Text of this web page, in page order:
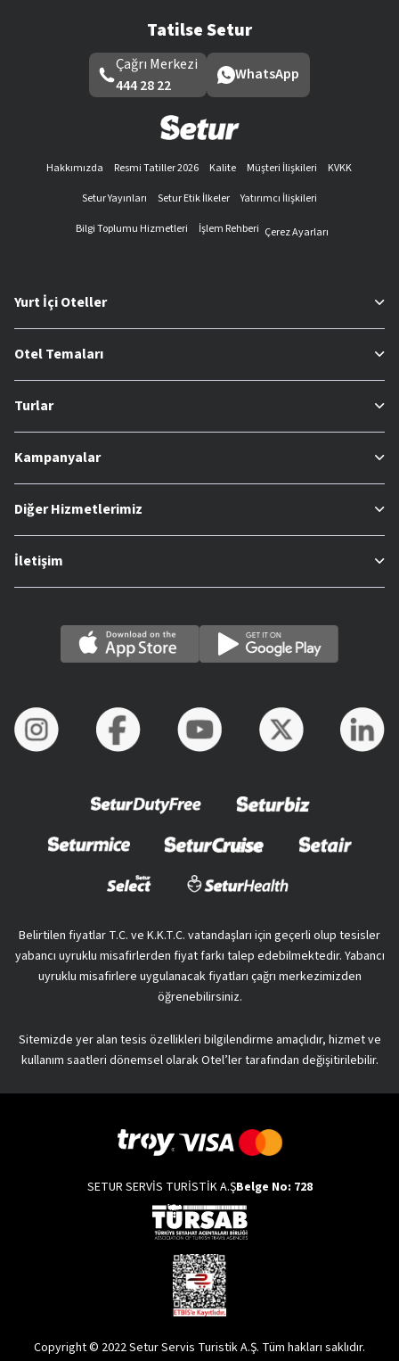
Tatilse Setur
Çağrı Merkezi
444 28 22
WhatsApp
Hakkımızda Resmi Tatiller 2026 Kalite Müşteri İlişkileri
KVKK
Setur Yayınları
Setur Etik İlkeler
Yatırımcı İlişkileri
Bilgi Toplumu Hizmetleri
İşlem Rehberi Çerez Ayarları
Yurt İçi Oteller
Otel Temaları
Turlar
Kampanyalar
Diğer Hizmetlerimiz
İletişim
Belirtilen fiyatlar T.C. ve K.K.T.C. vatandaşları için geçerli olup tesisler
yabancı uyruklu misafirlerden fiyat farkı talep edebilmektedir. Yabancı
uyruklu misafirlere uygulanacak fiyatları çağrı merkezimizden
öğrenebilirsiniz.
Sitemizde yer alan tesis özellikleri bilgilendirme amaçlıdır, hizmet ve
kullanım saatleri dönemsel olarak Otel’ler tarafından değişitirilebilir.
SETUR SERVİS TURİSTİK A.ŞBelge No: 728
Copyright © 2022 Setur Servis Turistik A.Ş. Tüm hakları saklıdır.